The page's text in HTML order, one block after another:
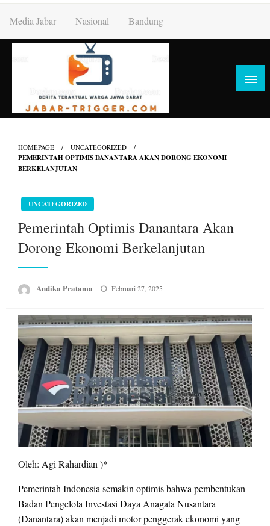
content
Media Jabar Nasional Bandung
HOMEPAGE UNCATEGORIZED
PEMERINTAH OPTIMIS DANANTARA AKAN DORONG EKONOMI
BERKELANJUTAN
UNCATEGORIZED
Pemerintah Optimis Danantara Akan
Dorong Ekonomi Berkelanjutan
Andika Pratama
Posted
Februari 27, 2025
Oleh: Agi Rahardian )*
Pemerintah Indonesia semakin optimis bahwa pembentukan
Badan Pengelola Investasi Daya Anagata Nusantara
(Danantara) akan menjadi motor penggerak ekonomi yang